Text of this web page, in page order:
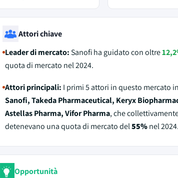
Attori chiave
Leader di mercato:Sanofi ha guidato con oltre
quota di mercato nel 2024.
Attori principali: I primi 5 attori in questo mercato
Sanofi, Takeda Pharmaceutical, Keryx
Astellas Pharma, Vifor Pharma, che
detenevano una quota di mercato del55%nel
Opportunità